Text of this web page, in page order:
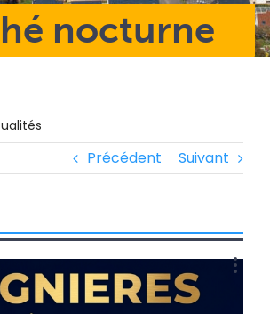
nocturne
Précédent Suivant